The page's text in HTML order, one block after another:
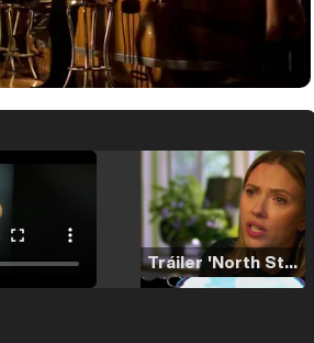
Tráiler 'North Star' (2023)